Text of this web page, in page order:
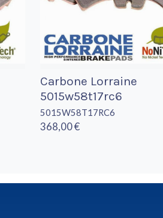
Carbone Lorraine
5015w58t17rc6
5015W58T17RC6
368,00 €